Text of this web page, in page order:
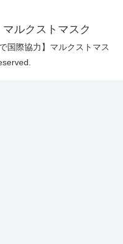
マルクストマスク
国際協力】マルクストマス